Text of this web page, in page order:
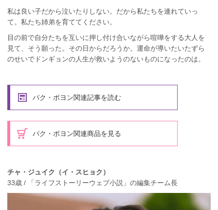
私は良い子だから泣いたりしない。だから私たちを連れていっ
て。私たち姉弟を育ててください。
目の前で自分たちを互いに押し付け合いながら喧嘩をする大人を
見て、そう願った。その日からだろうか。運命が導いたいたずら
のせいでドンギョンの人生が救いようのないものになったのは。
パク・ボヨン関連記事を読む
パク・ボヨン関連商品を見る
チャ・ジュイク（イ・スヒョク）
33歳 / 「ライフストーリーウェブ小説」の編集チーム長